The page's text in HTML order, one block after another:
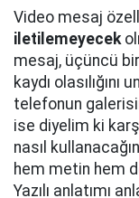
Video mesaj
iletilemeyecek
mesaj, üçüncü
kaydı
telefonun
ise diyelim ki
nasıl
hem metin hem
Yazılı anlatımı